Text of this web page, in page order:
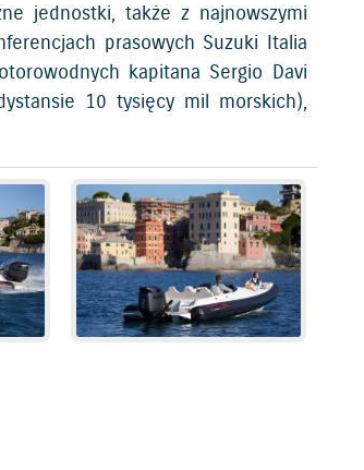
jednostki, także z najnowszymi
prasowych Suzuki Italia
kapitana Sergio Davi
10 tysięcy mil morskich),